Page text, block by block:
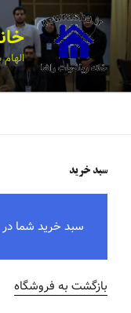
سبد خرید
سبد خرید شما
بازگشت به فروشگاه